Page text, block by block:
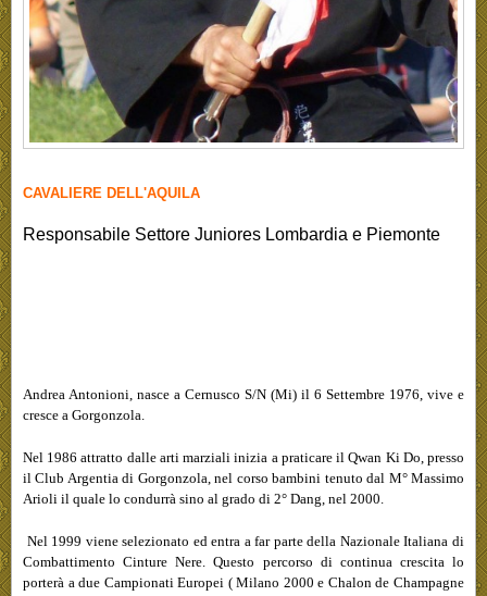
CAVALIERE DELL'AQUILA
Responsabile Settore Juniores Lombardia e Piemonte
Andrea Antonioni, nasce a Cernusco S/N (Mi) il 6 Settembre 1976, vive e
cresce a Gorgonzola.
Nel 1986 attratto dalle arti marziali inizia a praticare il Qwan Ki Do, presso
il Club Argentia di Gorgonzola, nel corso bambini tenuto dal M° Massimo
Arioli il quale lo condurrà sino al grado di 2° Dang, nel 2000.
Nel 1999 viene selezionato ed entra a far parte della Nazionale Italiana di
Combattimento Cinture Nere. Questo percorso di continua crescita lo
porterà a due Campionati Europei ( Milano 2000 e Chalon de Champagne